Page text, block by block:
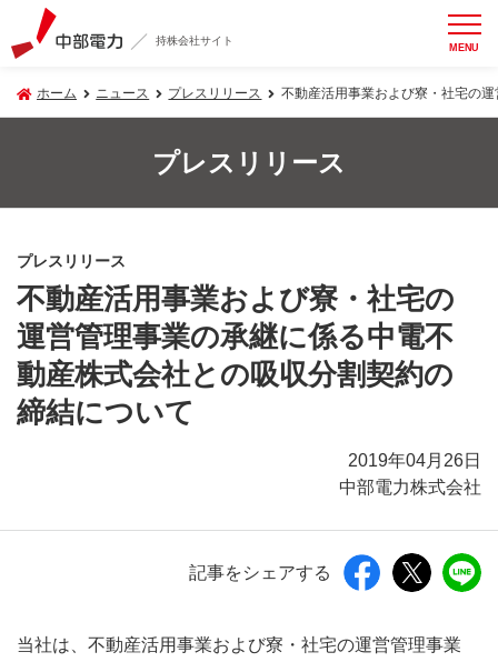
持株会社サイト MENU
ホーム ニュース プレスリリース 不動産活用事業および寮・社宅の
プレスリリース
プレスリリース
不動産活用事業および寮・社宅の
運営管理事業の承継に係る中電不
動産株式会社との吸収分割契約の
締結について
2019年04月26日
中部電力株式会社
記事をシェアする
当社は、不動産活用事業および寮・社宅の運営管理事業